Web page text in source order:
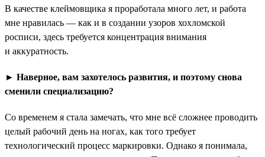
В качестве клеймовщика я проработала много лет, и работа
мне нравилась — как и в создании узоров хохломской
росписи, здесь требуется концентрация внимания
и аккуратность.
► Наверное, вам захотелось развития, и поэтому снова
сменили специализацию?
Со временем я стала замечать, что мне всё сложнее проводить
целый рабочий день на ногах, как того требует
технологический процесс маркировки. Однако я понимала,